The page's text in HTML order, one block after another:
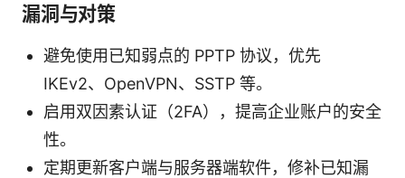
漏洞与对策
避免使用已知弱点的 PPTP 协议，优先
IKEv2、OpenVPN、SSTP 等。
启用双因素认证（2FA），提高企业账户的安全
性。
定期更新客户端与服务器端软件，修补已知漏